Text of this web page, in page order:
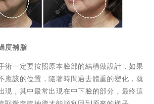
度補脂
術一定要按照原本臉部的結構做設計，如果
應該的位置，隨著時間過去體重的變化，就
現，其中最常出現在中下臉的部分，最終這